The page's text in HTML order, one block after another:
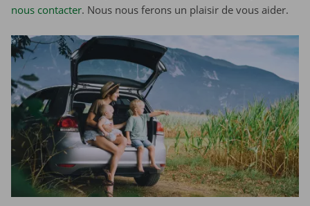
nous contacter. Nous nous ferons un plaisir de vous aider.